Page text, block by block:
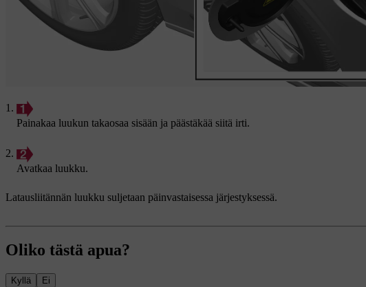
Painakaa luukun takaosaa sisään ja päästäkää siitä irti.
Avatkaa luukku.
Latausliitännän luukku suljetaan päinvastaisessa järjestyksessä.
Oliko tästä apua?
Kyllä Ei